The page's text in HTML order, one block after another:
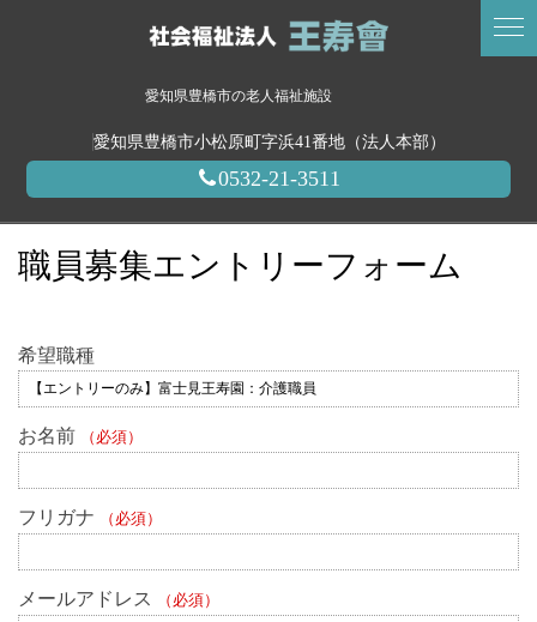
愛知県豊橋市の老人福祉施設
愛知県豊橋市小松原町字浜41番地（法人本部）
0532-21-3511
職員募集エントリーフォーム
希望職種
お名前 （必須）
フリガナ （必須）
メールアドレス （必須）